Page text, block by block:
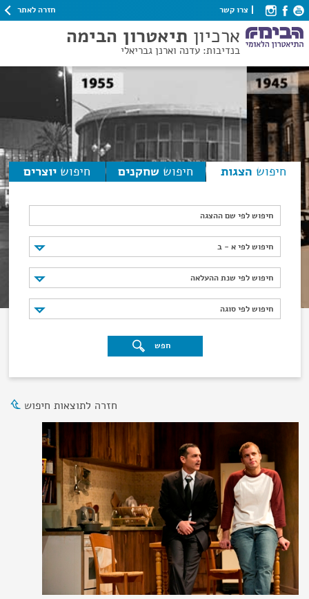
צרו קשר חזרה לאתר
ארכיון תיאטרון הבימה
בנדיבות: עדנה וארנן גבריאלי
חיפוש הצגות חיפוש שחקנים חיפוש יוצרים
חיפוש לפי שם ההצגה
חיפוש לפי א - ב
חיפוש לפי א - ב
חיפוש לפי שנת ההעלאה
חיפוש לפי שנת ההעלאה
חיפוש לפי סוגה
חיפוש לפי סוגה
חפש
חזרה לתוצאות חיפוש